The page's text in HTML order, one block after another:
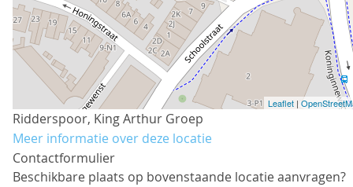
Leaflet |
Ridderspoor, King Arthur Groep
Meer informatie over deze locatie
Contactformulier
Beschikbare plaats op bovenstaande locatie aanvragen?